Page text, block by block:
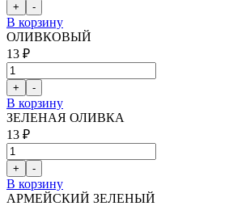
В корзину
ОЛИВКОВЫЙ
13 ₽
В корзину
ЗЕЛЕНАЯ ОЛИВКА
13 ₽
В корзину
АРМЕЙСКИЙ ЗЕЛЕНЫЙ